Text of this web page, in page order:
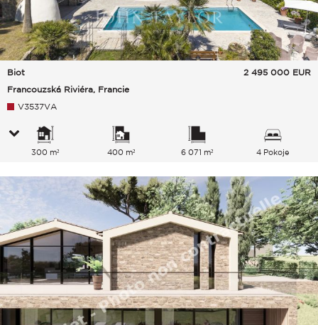
Biot
Francouzská Riviéra, Francie
2 495 000 EUR
V3537VA
300 m² 400 m² 6 071 m² 4 Pokoje